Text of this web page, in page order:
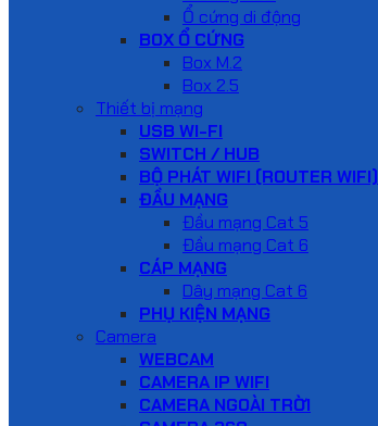
Ổ cứng di động
BOX Ổ CỨNG
Box M.2
Box 2.5
Thiết bị mạng
USB WI-FI
SWITCH / HUB
BỘ PHÁT WIFI (ROUTER WIFI)
ĐẦU MẠNG
Đầu mạng Cat 5
Đầu mạng Cat 6
CÁP MẠNG
Dây mạng Cat 6
PHỤ KIỆN MẠNG
Camera
WEBCAM
CAMERA IP WIFI
CAMERA NGOÀI TRỜI